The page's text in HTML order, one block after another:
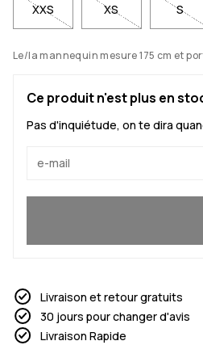
XXS XS S
Le/la mannequin mesure 175 cm et
Ce produit n'est plus en
Pas d'inquiétude, on te dira
Livraison et retour gratuits
30 jours pour changer d'avis
Livraison Rapide